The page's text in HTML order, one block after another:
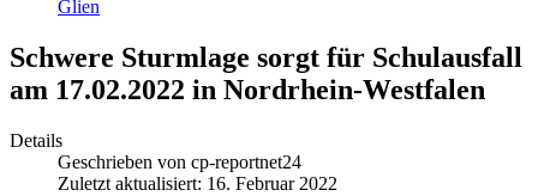
Glien
Schwere Sturmlage sorgt für Schulausfall
am 17.02.2022 in Nordrhein-Westfalen
Details
Geschrieben von cp-reportnet24
Zuletzt aktualisiert: 16. Februar 2022